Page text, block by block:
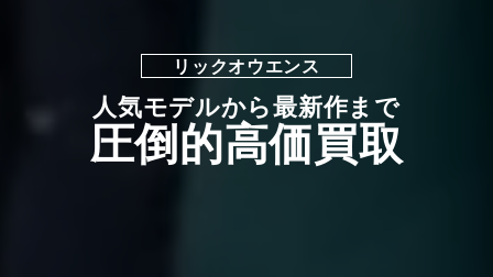
リックオウエンス
人気モデルから最新作まで
圧倒的高価買取